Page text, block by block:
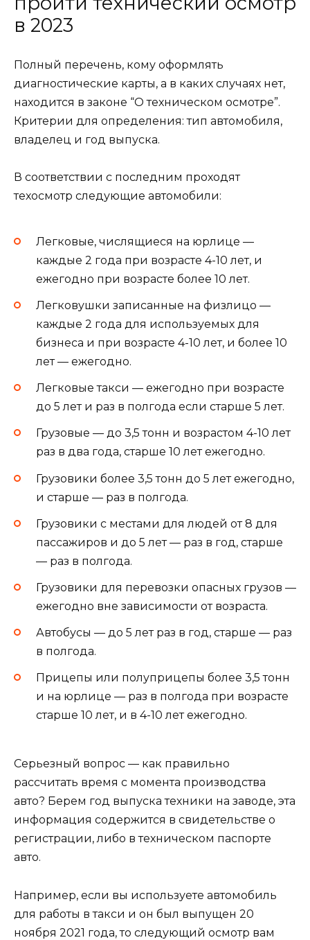
в 2023
Полный перечень, кому оформлять
диагностические карты, а в каких случаях нет,
находится в законе “О техническом осмотре”.
Критерии для определения: тип автомобиля,
владелец и год выпуска.
В соответствии с последним проходят
техосмотр следующие автомобили:
Легковые, числящиеся на юрлице —
каждые 2 года при возрасте 4-10 лет, и
ежегодно при возрасте более 10 лет.
Легковушки записанные на физлицо —
каждые 2 года для используемых для
бизнеса и при возрасте 4-10 лет, и более 10
лет — ежегодно.
Легковые такси — ежегодно при возрасте
до 5 лет и раз в полгода если старше 5 лет.
Грузовые — до 3,5 тонн и возрастом 4-10 лет
раз в два года, старше 10 лет ежегодно.
Грузовики более 3,5 тонн до 5 лет ежегодно,
и старше — раз в полгода.
Грузовики с местами для людей от 8 для
пассажиров и до 5 лет — раз в год, старше
— раз в полгода.
Грузовики для перевозки опасных грузов —
ежегодно вне зависимости от возраста.
Автобусы — до 5 лет раз в год, старше — раз
в полгода.
Прицепы или полуприцепы более 3,5 тонн
и на юрлице — раз в полгода при возрасте
старше 10 лет, и в 4-10 лет ежегодно.
Серьезный вопрос — как правильно
рассчитать время с момента производства
авто? Берем год выпуска техники на заводе, эта
информация содержится в свидетельстве о
регистрации, либо в техническом паспорте
авто.
Например, если вы используете автомобиль
для работы в такси и он был выпущен 20
ноября 2021 года, то следующий осмотр вам